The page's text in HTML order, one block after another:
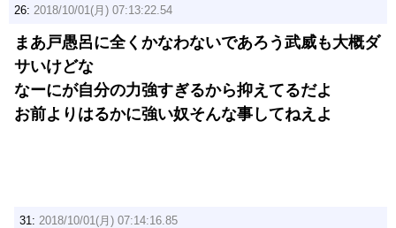
26: 2018/10/01(月) 07:13:22.54
まあ戸愚呂に全くかなわないであろう武威も大概ダ
サいけどな
なーにが自分の力強すぎるから抑えてるだよ
お前よりはるかに強い奴そんな事してねえよ
31: 2018/10/01(月) 07:14:16.85